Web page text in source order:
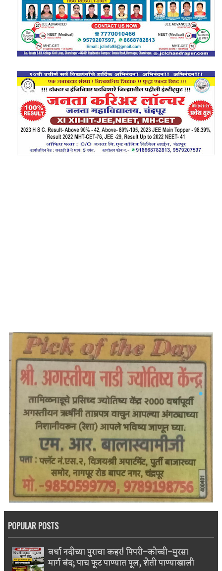
POPULAR POSTS
वर्धा नदीच्या पुराचा कहर! पिपरी–कोच्ची–मुरसा
मार्ग बंद; पाच फूट पाण्यात पूल, शेती पाण्याखाली